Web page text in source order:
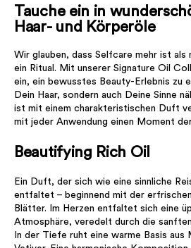
Tauche ein in
Haar- und Körperöle
Wir glauben, dass Selfcare mehr ist als
ein Ritual. Mit unserer Signature Oil
ein, ein bewusstes Beauty-Erlebnis zu
Dein Haar, sondern auch Deine Sinne
ist mit einem charakteristischen Duft
mit jeder Anwendung einen Moment
Beautifying Rich Oil
Ein Duft, der sich wie eine sinnliche
entfaltet – beginnend mit der
Blätter. Im Herzen entfaltet sich eine
Atmosphäre, veredelt durch die
In der Tiefe ruht eine warme Basis aus